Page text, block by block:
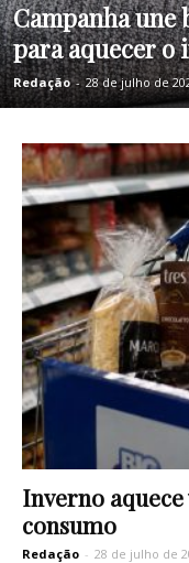
Campanha une
para aquecer o
Redação - 28 de julho de
Inverno
consumo
Redação - 28 de julho de